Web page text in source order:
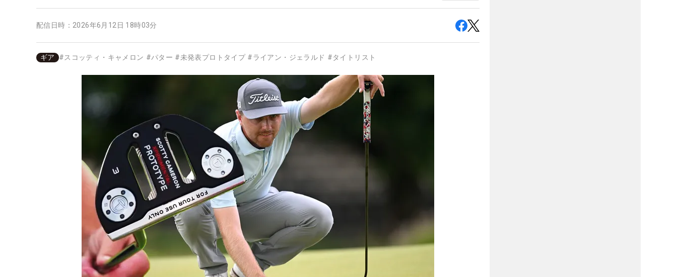
配信日時： 2026年6月12日 18時03分
ギア #スコッティ・キャメロン #パター #未発表プロトタイプ #ライアン・ジェラルド #タイトリスト